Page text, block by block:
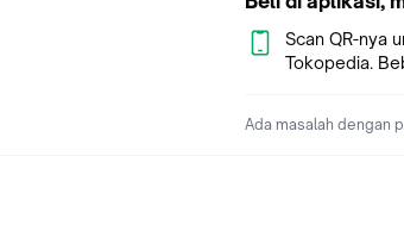
Scan QR-nya
Tokopedia.
Ada masalah dengan